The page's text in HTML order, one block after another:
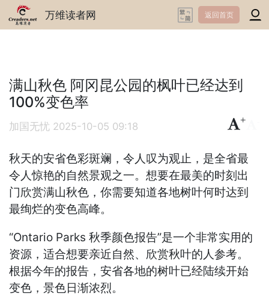
万维读者网 返回首页
满山秋色 阿冈昆公园的枫叶已经达到
100%变色率
加国无忧 2025-10-05 09:18
+
秋天的安省色彩斑斓，令人叹为观止，是全省最
令人惊艳的自然景观之一。想要在最美的时刻出
门欣赏满山秋色，你需要知道各地树叶何时达到
最绚烂的变色高峰。
“Ontario Parks 秋季颜色报告”是一个非常实用的
资源，适合想要亲近自然、欣赏秋叶的人参考。
根据今年的报告，安省各地的树叶已经陆续开始
变色，景色日渐浓烈。